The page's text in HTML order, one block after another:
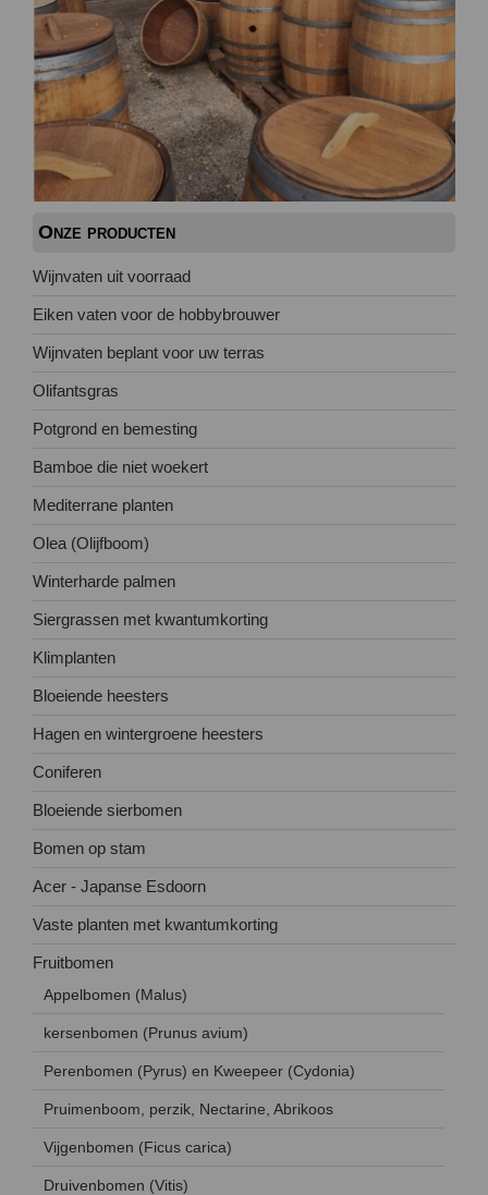
Onze producten
Wijnvaten uit voorraad
Eiken vaten voor de hobbybrouwer
Wijnvaten beplant voor uw terras
Olifantsgras
Potgrond en bemesting
Bamboe die niet woekert
Mediterrane planten
Olea (Olijfboom)
Winterharde palmen
Siergrassen met kwantumkorting
Klimplanten
Bloeiende heesters
Hagen en wintergroene heesters
Coniferen
Bloeiende sierbomen
Bomen op stam
Acer - Japanse Esdoorn
Vaste planten met kwantumkorting
Fruitbomen
Appelbomen (Malus)
kersenbomen (Prunus avium)
Perenbomen (Pyrus) en Kweepeer (Cydonia)
Pruimenboom, perzik, Nectarine, Abrikoos
Vijgenbomen (Ficus carica)
Druivenbomen (Vitis)